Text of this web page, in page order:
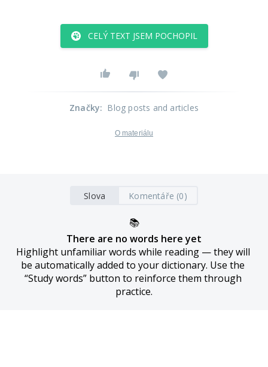
CELÝ TEXT JSEM POCHOPIL
Značky: Blog posts and articles
O materiálu
Slova Komentáře (0)
📚
There are no words here yet
Highlight unfamiliar words while reading — they will
be automatically added to your dictionary. Use the
“Study words” button to reinforce them through
practice.